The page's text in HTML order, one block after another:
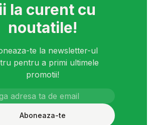
la curent cu
noutatile!
te la newsletter-ul
pentru a primi ultimele
promotii!
Aboneaza-te